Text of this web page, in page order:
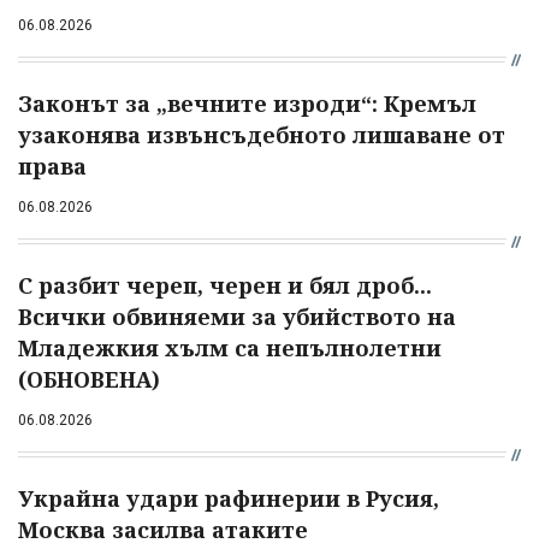
06.08.2026
Законът за „вечните изроди“: Кремъл
узаконява извънсъдебното лишаване от
права
06.08.2026
С разбит череп, черен и бял дроб...
Всички обвиняеми за убийството на
Младежкия хълм са непълнолетни
(ОБНОВЕНА)
06.08.2026
Украйна удари рафинерии в Русия,
Москва засилва атаките